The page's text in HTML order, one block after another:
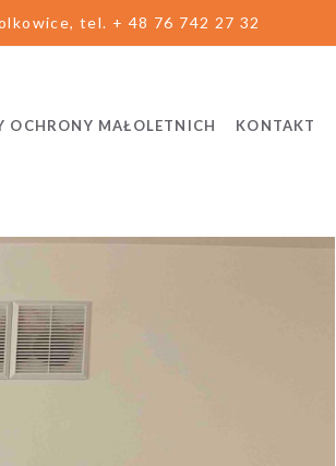
tel. + 48 76 742 27 32
OCHRONY MAŁOLETNICH KONTAKT